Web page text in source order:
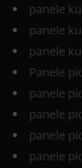
panele
panele
panele
Panele
panele
panele
panele
panele